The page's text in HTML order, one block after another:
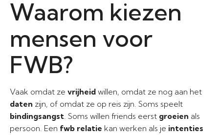
Waarom kiezen
mensen voor
FWB?
Vaak omdat ze vrijheid willen, omdat ze nog aan het
daten zijn, of omdat ze op reis zijn. Soms speelt
bindingsangst. Soms willen friends eerst groeien als
persoon. Een fwb relatie kan werken als je intenties